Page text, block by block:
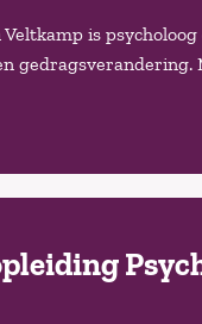
is
gedragsverandering.